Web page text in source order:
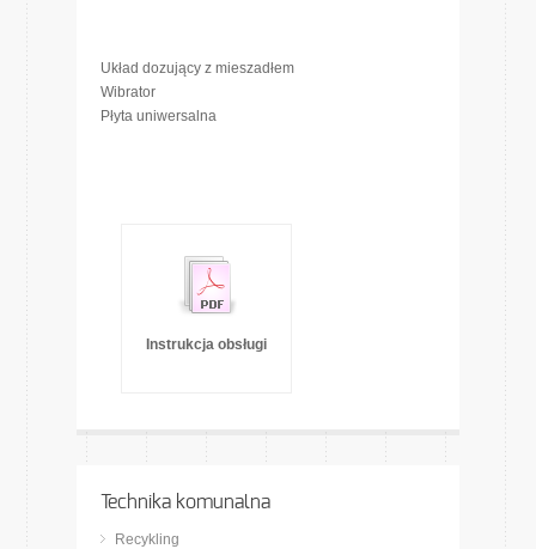
Układ dozujący z mieszadłem
Wibrator
Płyta uniwersalna
Instrukcja obsługi
Technika komunalna
Recykling